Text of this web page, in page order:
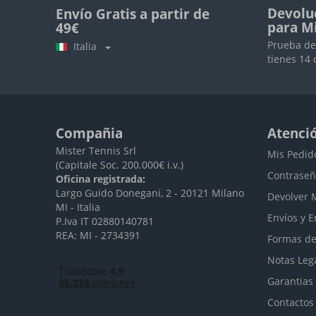
Envío Gratis a partir de
49€
Italia
para
Prueba
tienes 14
Compañia
Mister Tennis Srl
(Capitale Soc. 200.000€ i.v.)
Oficina registrada:
Largo Guido Donegani, 2 - 20121 Milano
MI - Italia
P.Iva IT 02880140781
REA: MI - 2734391
Mis
Devolver
Envíos y
Formas
Notas
Garantias
Contactos